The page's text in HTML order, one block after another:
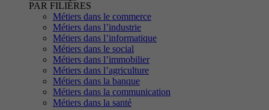
PAR FILIÈRES
Métiers dans le commerce
Métiers dans l’industrie
Métiers dans l’informatique
Métiers dans le social
Métiers dans l’immobilier
Métiers dans l’agriculture
Métiers dans la banque
Métiers dans la communication
Métiers dans la santé